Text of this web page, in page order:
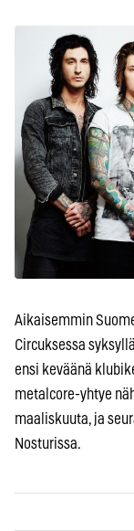
Aikaisemmin
Circuksessa
ensi keväänä
metalcore-yhtye
maaliskuuta, ja
Nosturissa.